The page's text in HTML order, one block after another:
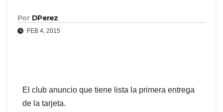
Por DPerez
FEB 4, 2015
El club anuncio que tiene lista la primera entrega
de la tarjeta.